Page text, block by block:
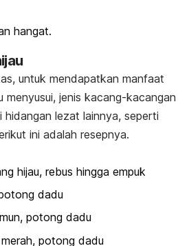
hangat.
untuk mendapatkan manfaat
menyusui, jenis kacang-kacangan
hidangan lezat lainnya, seperti
ini adalah resepnya.
hijau, rebus hingga empuk
dadu
potong dadu
potong dadu